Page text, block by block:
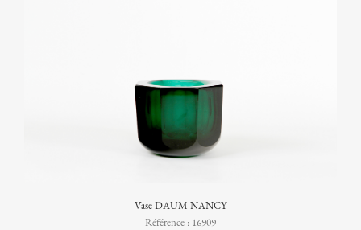
Vase DAUM NANCY
Référence : 16909